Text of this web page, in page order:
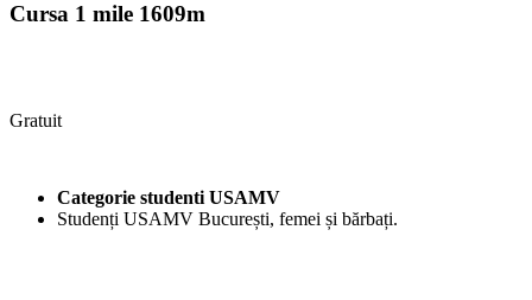
Cursa 1 mile 1609m
Gratuit
Categorie studenti USAMV
Studenți USAMV București, femei și bărbați.